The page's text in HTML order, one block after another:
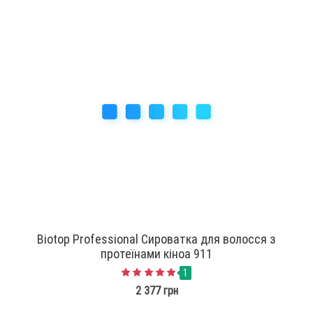
Biotop Professional Сироватка для волосся з
протеїнами кіноа 911
1
2 377 грн